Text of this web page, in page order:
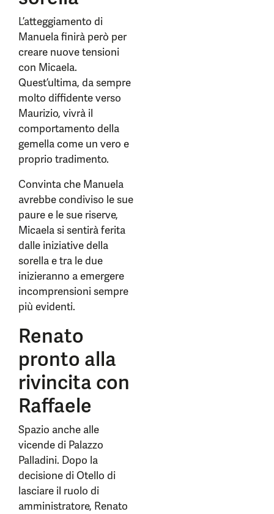
L’atteggiamento di
Manuela finirà però per
creare nuove tensioni
con Micaela.
Quest’ultima, da sempre
molto diffidente verso
Maurizio, vivrà il
comportamento della
gemella come un vero e
proprio tradimento.
Convinta che Manuela
avrebbe condiviso le sue
paure e le sue riserve,
Micaela si sentirà ferita
dalle iniziative della
sorella e tra le due
inizieranno a emergere
incomprensioni sempre
più evidenti.
Renato
pronto alla
rivincita con
Raffaele
Spazio anche alle
vicende di Palazzo
Palladini. Dopo la
decisione di Otello di
lasciare il ruolo di
amministratore, Renato